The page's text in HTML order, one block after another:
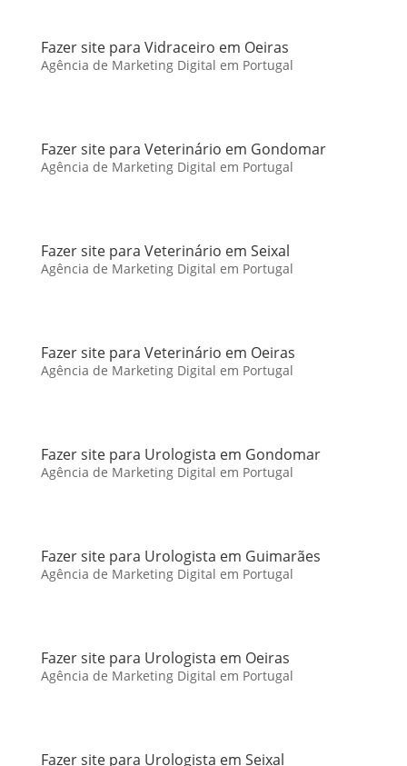
Fazer site para Vidraceiro em Oeiras
Agência de Marketing Digital em Portugal
Fazer site para Veterinário em Gondomar
Agência de Marketing Digital em Portugal
Fazer site para Veterinário em Seixal
Agência de Marketing Digital em Portugal
Fazer site para Veterinário em Oeiras
Agência de Marketing Digital em Portugal
Fazer site para Urologista em Gondomar
Agência de Marketing Digital em Portugal
Fazer site para Urologista em Guimarães
Agência de Marketing Digital em Portugal
Fazer site para Urologista em Oeiras
Agência de Marketing Digital em Portugal
Fazer site para Urologista em Seixal